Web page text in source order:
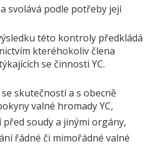
svolává podle potřeby její
této kontroly předkládá
kteréhokoliv člena
se činnosti YC.
skutečností a s obecně
valné hromady YC,
soudy a jinými orgány,
řádné či mimořádné valné